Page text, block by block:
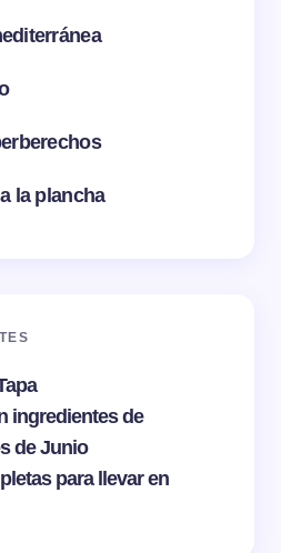
la plancha
ingredientes de
de Junio
para llevar en